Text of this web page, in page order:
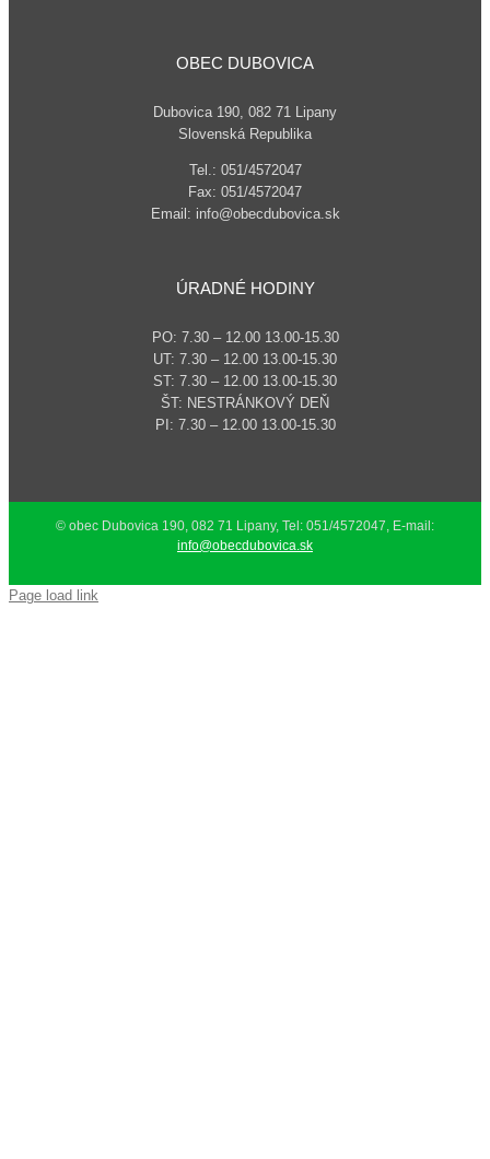
OBEC DUBOVICA
Dubovica 190, 082 71 Lipany
Slovenská Republika
Tel.: 051/4572047
Fax: 051/4572047
Email: info@obecdubovica.sk
ÚRADNÉ HODINY
PO: 7.30 – 12.00 13.00-15.30
UT: 7.30 – 12.00 13.00-15.30
ST: 7.30 – 12.00 13.00-15.30
ŠT: NESTRÁNKOVÝ DEŇ
PI: 7.30 – 12.00 13.00-15.30
© obec Dubovica 190, 082 71 Lipany, Tel: 051/4572047, E-mail:
info@obecdubovica.sk
Page load link